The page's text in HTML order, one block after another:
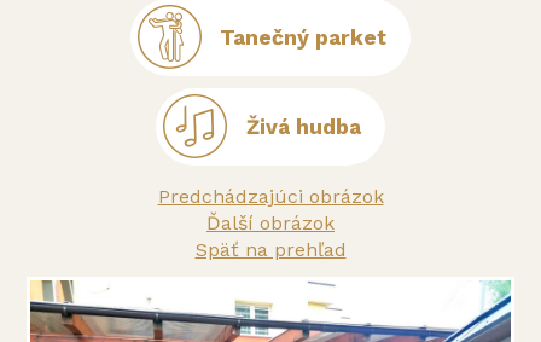
Tanečný parket
Živá hudba
Predchádzajúci obrázok
Ďalší obrázok
Späť na prehľad